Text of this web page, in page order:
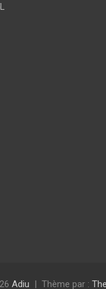
Adiu Thème par :